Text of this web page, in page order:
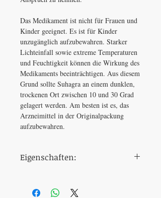
Das Medikament ist nicht für Frauen und
Kinder geeignet. Es ist für Kinder
unzugänglich aufzubewahren. Starker
Lichteinfall sowie extreme Temperaturen
und Feuchtigkeit können die Wirkung des
Medikaments beeinträchtigen. Aus diesem
Grund sollte Suhagra an einem dunklen,
trockenen Ort zwischen 10 und 30 Grad
gelagert werden. Am besten ist es, das
Arzneimittel in der Originalpackung
aufzubewahren.
Eigenschaften: